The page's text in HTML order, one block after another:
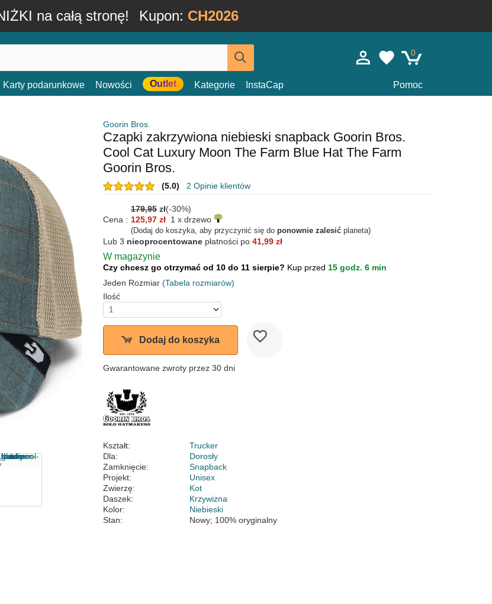
na całą stronę! Kupon: CH2026
0
Karty podarunkowe Nowości Outlet Kategorie InstaCap Pomoc
Goorin Bros.
Czapki zakrzywiona niebieski snapback Goorin Bros.
Cool Cat Luxury Moon The Farm Blue Hat The Farm
Goorin Bros.
(5.0) 2 Opinie klientów
179,95 zł(-30%)
Cena : 125,97 zł 1 x drzewo
(Dodaj do koszyka, aby przyczynić się do ponownie zalesić planeta)
Lub 3 nieoprocentowane płatności po 41,99 zł
W magazynie
Czy chcesz go otrzymać od 10 do 11 sierpie? Kup przed 15 godz. 6 min
Jeden Rozmiar (Tabela rozmiarów)
Ilość
Dodaj do koszyka
Gwarantowane zwroty przez 30 dni
Kształt:
Trucker
Dla:
Dorosły
Zamknięcie:
Snapback
Projekt:
Unisex
Zwierzę:
Kot
Daszek:
Krzywizna
Kolor:
Niebieski
Stan:
Nowy; 100% oryginalny